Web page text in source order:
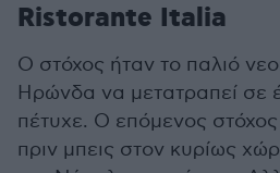
Ristorante Italia
O στόχος ήταν το παλιό
Ηρώνδα να μετατραπεί σε
πέτυχε. Ο επόμενος στόχος
πριν μπεις στον κυρίως